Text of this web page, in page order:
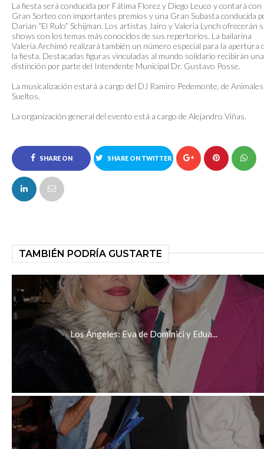
La fiesta será conducida por Fátima Florez y Diego Leuco y contará con
Gran Sorteo con importantes premios y una Gran Subasta conducida
Darian “El Rulo” Schijman. Los artistas Jairo y Valeria Lynch ofrecerán
shows con los temas más conocidos de sus repertorios. La bailarina
Valeria Archimó realizará también un número especial para la apertura
la fiesta. Destacadas figuras vinculadas al mundo solidario recibirán una
distinción por parte del Intendente Municipal Dr. Gustavo Posse.
La musicalización estará a cargo del DJ Ramiro Pedemonte, de Animales
Sueltos.
La organización general del evento está a cargo de Alejandro Viñas.
SHARE ON
FACEBOOK
SHARE ON TWITTER
TAMBIÉN PODRÍA GUSTARTE
Los Ángeles: Eva de Dominici y Edua...